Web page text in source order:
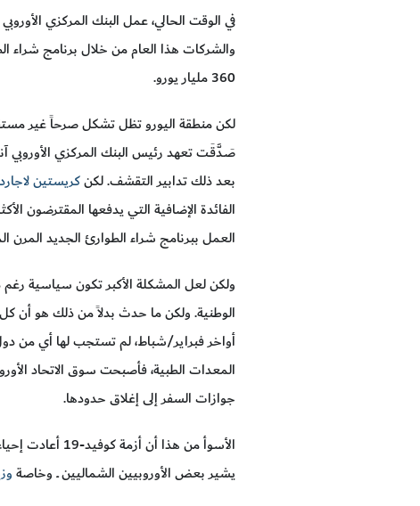
في الوقت الحالي، عمل البنك المركزي
والشركات هذا العام من خلال برنامج شراء
360 مليار يورو.
صَـدَّقَـت تعهد رئيس البنك المركزي الأوروبي
بعد ذلك تدابير التقشف. لكنكريستين لاجارد
الفائدة الإضافية التي يدفعها المقترضون
العمل ببرنامج شراء الطوارئ الجديد
ولكن لعل المشكلة الأكبر تكون سياسية
الوطنية. ولكن ما حدث بدلاً من ذلك هو أن كل
أواخر فبراير/شباط، لم تستجب لها أي من
المعدات الطبية، فأصبحت سوق الاتحاد
جوازات السفر إلى إغلاق حدودها.
يشير بعض الأوروبيين الشماليين ــ وخاصة